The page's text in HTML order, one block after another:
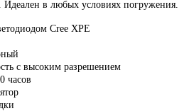
в любых условиях погружения.
Cree XPE
с высоким разрешением
часов